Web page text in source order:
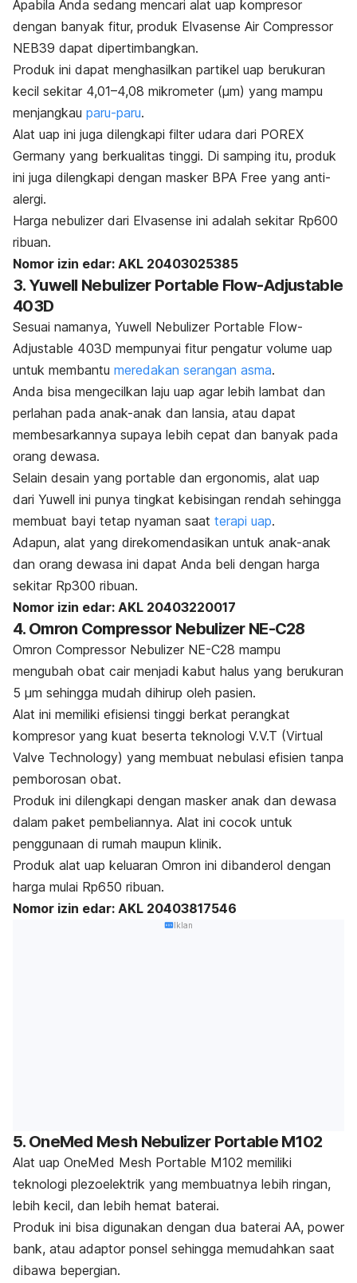
Apabila Anda sedang mencari alat uap kompresor
dengan banyak fitur, produk Elvasense Air Compressor
NEB39 dapat dipertimbangkan.
Produk ini dapat menghasilkan partikel uap berukuran
kecil sekitar 4,01–4,08 mikrometer (µm) yang mampu
menjangkau paru-paru.
Alat uap ini juga dilengkapi filter udara dari POREX
Germany yang berkualitas tinggi. Di samping itu, produk
ini juga dilengkapi dengan masker BPA Free yang anti-
alergi.
Harga nebulizer dari Elvasense ini adalah sekitar Rp600
ribuan.
Nomor izin edar: AKL 20403025385
3. Yuwell Nebulizer Portable Flow-Adjustable
403D
Sesuai namanya, Yuwell Nebulizer Portable Flow-
Adjustable 403D mempunyai fitur pengatur volume uap
untuk membantu meredakan serangan asma.
Anda bisa mengecilkan laju uap agar lebih lambat dan
perlahan pada anak-anak dan lansia, atau dapat
membesarkannya supaya lebih cepat dan banyak pada
orang dewasa.
Selain desain yang portable dan ergonomis, alat uap
dari Yuwell ini punya tingkat kebisingan rendah sehingga
membuat bayi tetap nyaman saat terapi uap.
Adapun, alat yang direkomendasikan untuk anak-anak
dan orang dewasa ini dapat Anda beli dengan harga
sekitar Rp300 ribuan.
Nomor izin edar: AKL 20403220017
4. Omron Compressor Nebulizer NE-C28
Omron Compressor Nebulizer NE-C28 mampu
mengubah obat cair menjadi kabut halus yang berukuran
5 µm sehingga mudah dihirup oleh pasien.
Alat ini memiliki efisiensi tinggi berkat perangkat
kompresor yang kuat beserta teknologi V.V.T (Virtual
Valve Technology) yang membuat nebulasi efisien tanpa
pemborosan obat.
Produk ini dilengkapi dengan masker anak dan dewasa
dalam paket pembeliannya. Alat ini cocok untuk
penggunaan di rumah maupun klinik.
Produk alat uap keluaran Omron ini dibanderol dengan
harga mulai Rp650 ribuan.
Nomor izin edar: AKL 20403817546
Iklan
5. OneMed Mesh Nebulizer Portable M102
Alat uap OneMed Mesh Portable M102 memiliki
teknologi plezoelektrik yang membuatnya lebih ringan,
lebih kecil, dan lebih hemat baterai.
Produk ini bisa digunakan dengan dua baterai AA, power
bank, atau adaptor ponsel sehingga memudahkan saat
dibawa bepergian.